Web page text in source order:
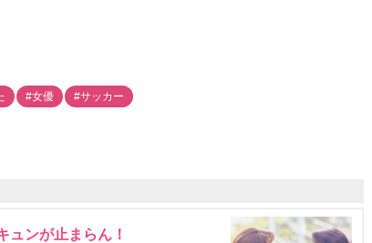
#女優 #サッカー
ュンが止まらん！